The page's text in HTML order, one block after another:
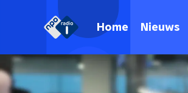
Home Nieuws